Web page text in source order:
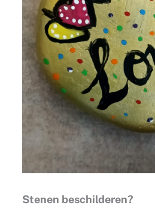
Stenen beschilderen?